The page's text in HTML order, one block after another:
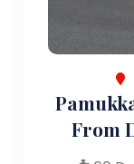
From